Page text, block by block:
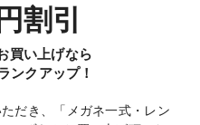
割引
い上げなら
ンクアップ！
だき、「メガネ一式・レン